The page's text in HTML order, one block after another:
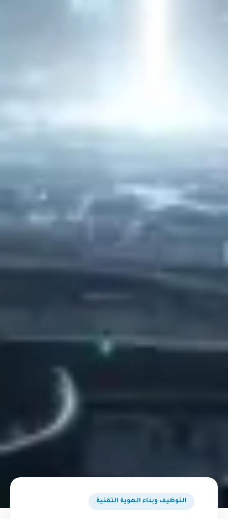
التوظيف وبناء الهوية التقنية